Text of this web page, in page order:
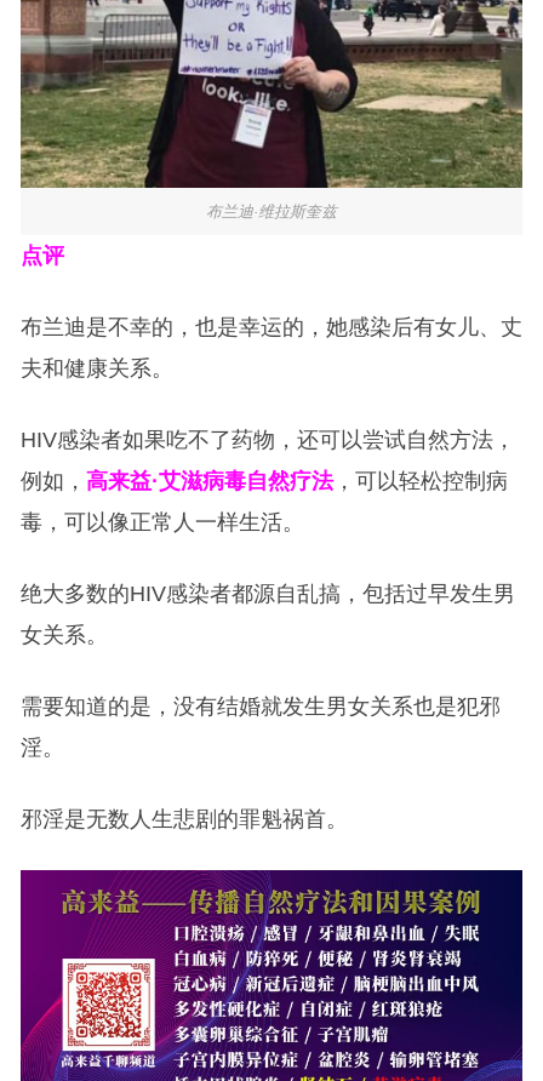
布兰迪·维拉斯奎兹
点评
布兰迪是不幸的，也是幸运的，她感染后有女儿、丈
夫和健康关系。
HIV感染者如果吃不了药物，还可以尝试自然方法，
例如， 高来益·艾滋病毒自然疗法，可以轻松控制病
毒，可以像正常人一样生活。
绝大多数的HIV感染者都源自乱搞，包括过早发生男
女关系。
需要知道的是，没有结婚就发生男女关系也是犯邪
淫。
邪淫是无数人生悲剧的罪魁祸首。